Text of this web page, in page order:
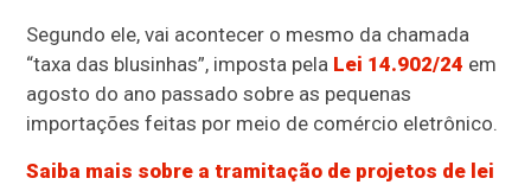
Segundo ele, vai acontecer o mesmo da chamada
“taxa das blusinhas”, imposta pela Lei 14.902/24 em
agosto do ano passado sobre as pequenas
importações feitas por meio de comércio eletrônico.
Saiba mais sobre a tramitação de projetos de lei